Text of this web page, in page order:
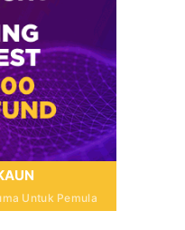
Untuk Pemula